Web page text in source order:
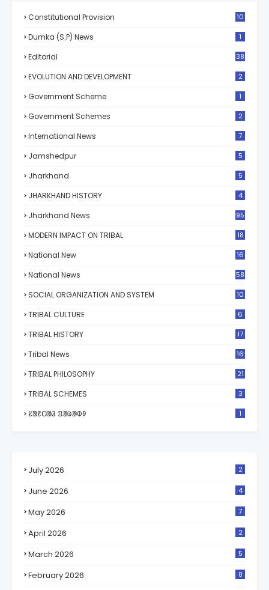
Constitutional Provision 10
Dumka (S.P) News 1
Editorial 38
EVOLUTION AND DEVELOPMENT 2
Government Scheme 1
Government Schemes 2
International News 7
Jamshedpur 5
Jharkhand 5
JHARKHAND HISTORY 4
Jharkhand News 95
MODERN IMPACT ON TRIBAL 18
National New 16
National News 58
SOCIAL ORGANIZATION AND SYSTEM 10
TRIBAL CULTURE 6
TRIBAL HISTORY 17
Tribal News 16
TRIBAL PHILOSOPHY 21
TRIBAL SCHEMES 3
ᱥᱟᱱᱛᱟᱲ ᱯᱟᱨᱟᱵᱽ 1
July 2026 2
June 2026 4
May 2026 7
April 2026 2
March 2026 5
February 2026 8